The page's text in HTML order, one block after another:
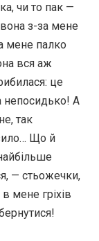
чи то пак —
з-за мене
мене палко
вся аж
це
непосидько! А
так
Що й
— стьожечки,
мене гріхів